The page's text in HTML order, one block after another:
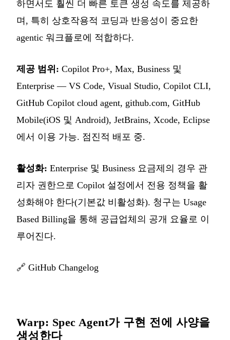
하면서도 훨씬 더 빠른 토큰 생성 속도를 제공하
며, 특히 상호작용적 코딩과 반응성이 중요한
agentic 워크플로에 적합하다.
제공 범위: Copilot Pro+, Max, Business 및
Enterprise — VS Code, Visual Studio, Copilot CLI,
GitHub Copilot cloud agent, github.com, GitHub
Mobile(iOS 및 Android), JetBrains, Xcode, Eclipse
에서 이용 가능. 점진적 배포 중.
활성화: Enterprise 및 Business 요금제의 경우 관
리자 권한으로 Copilot 설정에서 전용 정책을 활
성화해야 한다(기본값 비활성화). 청구는 Usage
Based Billing을 통해 공급업체의 공개 요율로 이
루어진다.
🔗 GitHub Changelog
Warp: Spec Agent가 구현 전에 사양을
생성한다